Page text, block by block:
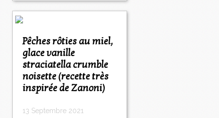
Pêches rôties au miel,
glace vanille
straciatella crumble
noisette (recette très
inspirée de Zanoni)
13 Septembre 2021